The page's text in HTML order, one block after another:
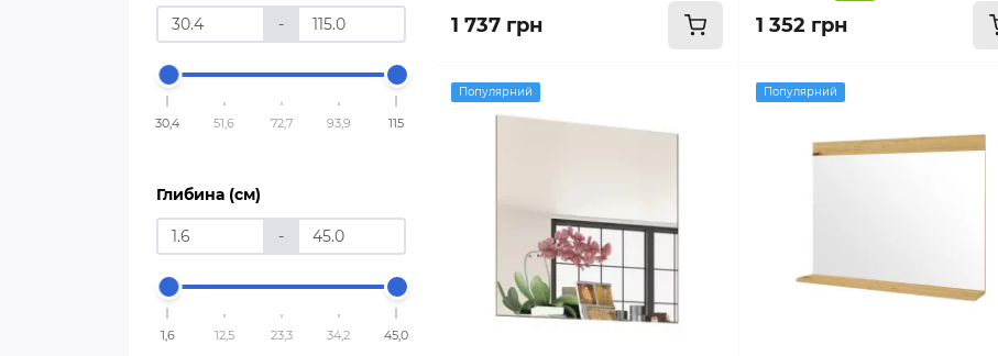
-
30,4 51,6 72,7 93,9 115
Глибина (см)
-
1,6 12,5 23,3 34,2 45,0
1 737 грн 1 352 грн
Популярний Популярний